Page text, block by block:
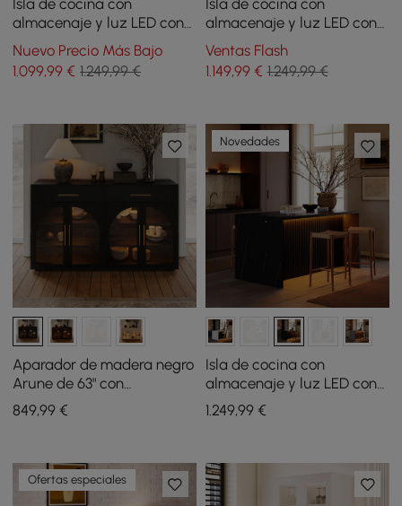
Isla de cocina con
almacenaje y luz LED con
borde cascada blanco
mate y negro 182 cm
Nuevo Precio Más Bajo
1.099,99 € 1.249,99 €
Isla de cocina con
almacenaje y luz LED con
borde cascada blanco
mate 182 cm
Ventas Flash
1.149,99€ 1.249,99 €
Aparador de madera negro
Arune de 63" con
almacenamiento y luces
LED
849,99 €
Novedades
Isla de cocina con
almacenaje y luz LED con
borde cascada negro mate
182 cm
1.249,99€
Ofertas especiales